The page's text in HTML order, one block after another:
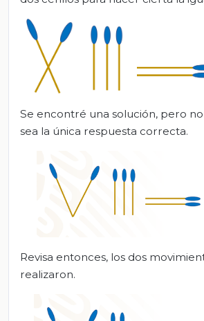
Se encontré una solución, pero
sea la única respuesta correcta.
Revisa entonces, los dos
realizaron.